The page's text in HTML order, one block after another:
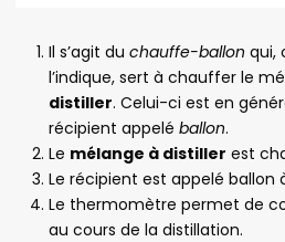
Il s’agit du chauffe-ballon qui,
l’indique, sert à chauffer le
distiller. Celui-ci est en
récipient appelé ballon.
Le mélange à distiller est
Le récipient est appelé ballon
Le thermomètre permet de
au cours de la distillation.